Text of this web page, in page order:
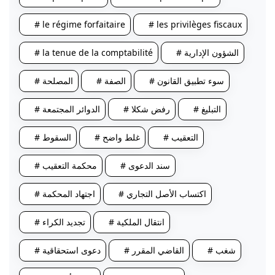
# le régime forfaitaire # les privilèges fiscaux
# la tenue de la comptabilité # الشؤون الإدارية
# المصلحة # الصفة # سوء تطبيق القانون
# الدوائر المجتمعة # رفض شكلا # التبليغ
# السقوط # غلط واضح # التعقيب
# محكمة التعقيب # سند الدعوى
# اجتهاد المحكمة # اكتساب الأصل التجاري
# تجديد الكراء # انتقال الملكية
# دعوى استحقاقية # القاضي المقرر # شغب